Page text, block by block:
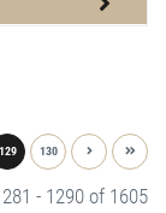
129 130
- 1290 of 1605